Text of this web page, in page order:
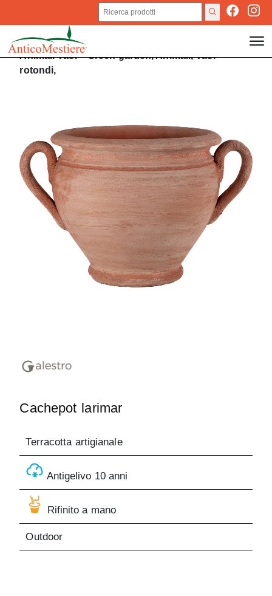
AnimaliVasi>Green garden,Animali,Vasi
rotondi,
Cachepot larimar
Terracotta artigianale
Antigelivo 10 anni
Rifinito a mano
Outdoor